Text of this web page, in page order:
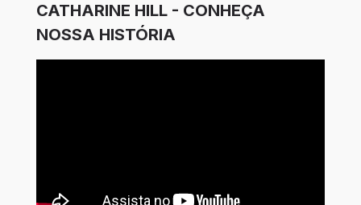
CATHARINE HILL - CONHEÇA
NOSSA HISTÓRIA